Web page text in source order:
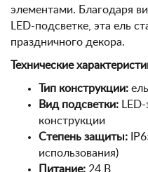
элементами. Благодаря
LED-подсветке, эта ель
праздничного декора.
Технические
Тип конструкции:
Вид подсветки:
конструкции
Степень защиты:
использования)
Питание: 24 В